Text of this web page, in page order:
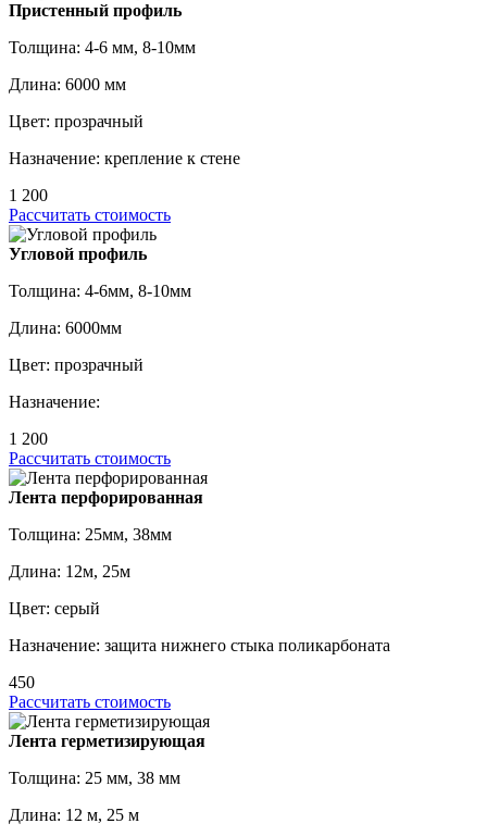
Пристенный профиль
Толщина: 4-6 мм, 8-10мм
Длина: 6000 мм
Цвет: прозрачный
Назначение: крепление к стене
1 200
Рассчитать стоимость
Угловой профиль
Толщина: 4-6мм, 8-10мм
Длина: 6000мм
Цвет: прозрачный
Назначение:
1 200
Рассчитать стоимость
Лента перфорированная
Толщина: 25мм, 38мм
Длина: 12м, 25м
Цвет: серый
Назначение: защита нижнего стыка поликарбоната
450
Рассчитать стоимость
Лента герметизирующая
Толщина: 25 мм, 38 мм
Длина: 12 м, 25 м